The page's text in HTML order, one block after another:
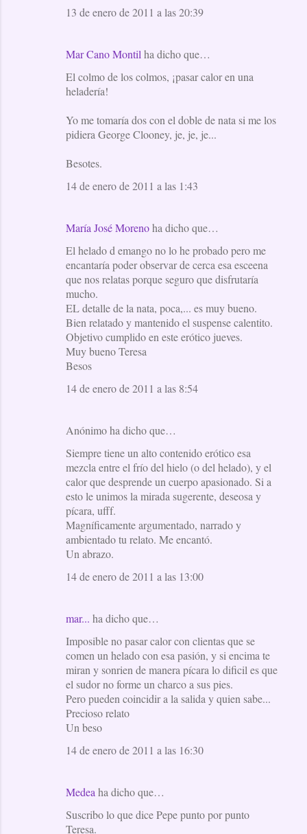
13 de enero de 2011 a las 20:39
Mar Cano Montil ha dicho que…
El colmo de los colmos, ¡pasar calor en una
heladería!
Yo me tomaría dos con el doble de nata si me los
pidiera George Clooney, je, je, je...
Besotes.
14 de enero de 2011 a las 1:43
María José Morenoha dicho que…
El helado d emango no lo he probado pero me
encantaría poder observar de cerca esa esceena
que nos relatas porque seguro que disfrutaría
mucho.
EL detalle de la nata, poca,... es muy bueno.
Bien relatado y mantenido el suspense calentito.
Objetivo cumplido en este erótico jueves.
Muy bueno Teresa
Besos
14 de enero de 2011 a las 8:54
Anónimo ha dicho que…
Siempre tiene un alto contenido erótico esa
mezcla entre el frío del hielo (o del helado), y el
calor que desprende un cuerpo apasionado. Si a
esto le unimos la mirada sugerente, deseosa y
pícara, ufff.
Magníficamente argumentado, narrado y
ambientado tu relato. Me encantó.
Un abrazo.
14 de enero de 2011 a las 13:00
mar... ha dicho que…
Imposible no pasar calor con clientas que se
comen un helado con esa pasión, y si encima te
miran y sonrien de manera pícara lo dificil es que
el sudor no forme un charco a sus pies.
Pero pueden coincidir a la salida y quien sabe...
Precioso relato
Un beso
14 de enero de 2011 a las 16:30
Medea ha dicho que…
Suscribo lo que dice Pepe punto por punto
Teresa.